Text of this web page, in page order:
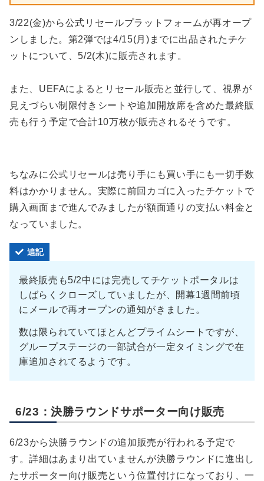
3/22(金)から公式リセールプラットフォームが再オープ
ンしました。第2弾では4/15(月)までに出品されたチケ
ットについて、5/2(木)に販売されます。
また、UEFAによるとリセール販売と並行して、視界が
見えづらい制限付きシートや追加開放席を含めた最終販
売も行う予定で合計10万枚が販売されるそうです。
ちなみに公式リセールは売り手にも買い手にも一切手数
料はかかりません。実際に前回カゴに入ったチケットで
購入画面まで進んでみましたが額面通りの支払い料金と
なっていました。
追記
最終販売も5/2中には完売してチケットポータルは
しばらくクローズしていましたが、開幕1週間前頃
にメールで再オープンの通知がきました。
数は限られていてほとんどプライムシートですが、
グループステージの一部試合が一定タイミングで在
庫追加されてるようです。
6/23：決勝ラウンドサポーター向け販売
6/23から決勝ラウンドの追加販売が行われる予定で
す。詳細はあまり出ていませんが決勝ラウンドに進出し
たサポーター向け販売という位置付けになっており、一